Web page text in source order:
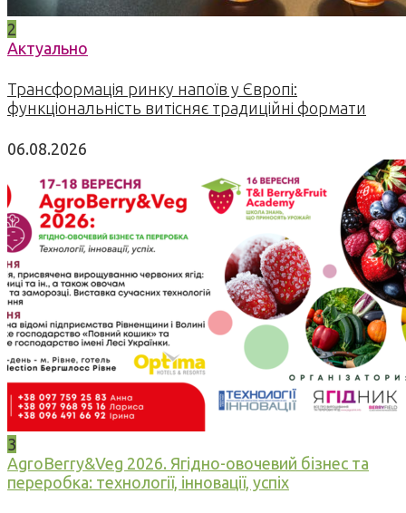
2
Актуально
Трансформація ринку напоїв у Європі:
функціональність витісняє традиційні формати
06.08.2026
3
AgroBerry&Veg 2026. Ягідно-овочевий бізнес та
переробка: технології, інновації, успіх